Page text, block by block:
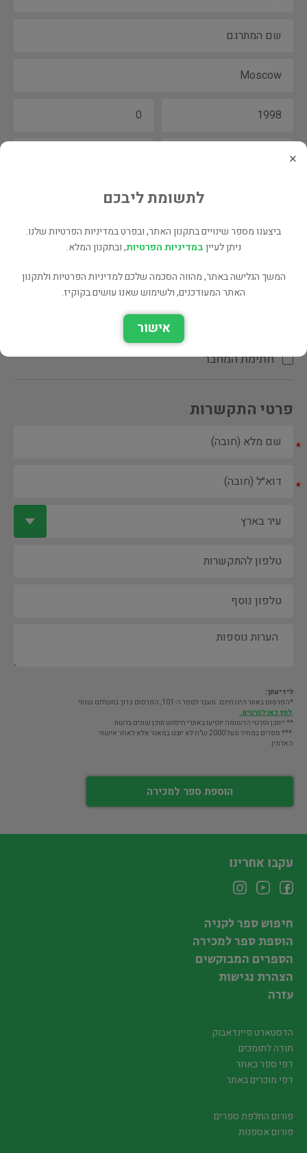
הקדשת המחבר\המתרגם
חתימת המחבר
פרטי התקשרות
*
*
לידיעתך:
*הפרסום באתר הינו חינם. מעבר לספר ה-101, הפרסום כרוך בתשלום שנתי
לחץ כאן לפרטים.
** ייתכן ופרטי הרשומה יופיעו באתרי חיפוש תוכן שונים ברשת
*** ספרים במחיר מעל 2000 ש"ח לא יוצגו במאגר אלא לאחר אישור
האדמין.
הוספת ספר למכירה
×
לתשומת ליבכם
ביצענו מספר שינויים בתקנון האתר, ובפרט במדיניות הפרטיות שלנו.
ניתן לעייןבמדיניות הפרטיות, ובתקנון המלא.
המשך הגלישה באתר, מהווה הסכמה שלכם למדיניות הפרטיות ולתקנון
האתר המעודכנים, ולשימוש שאנו עושים בקוקיז.
אישור
עקבו אחרינו
חיפוש ספר לקניה
הוספת ספר למכירה
הספרים המבוקשים
הצהרת נגישות
עזרה
הדסטארט פיינדאבוק
תודה לתומכים
דפי ספר באתר
דפי מוכרים באתר
פורום החלפת ספרים
פורום אספנות